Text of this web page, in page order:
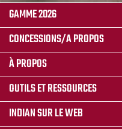
GAMME 2026
CONCESSIONS/A PROPOS
À PROPOS
OUTILS ET RESSOURCES
INDIAN SUR LE WEB